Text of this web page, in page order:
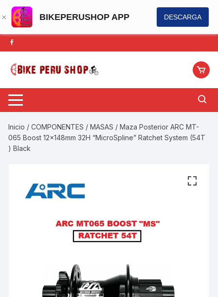
BIKEPERUSHOP APP DESCARGA
Saltar
al
contenido
Inicio /COMPONENTES /MASAS / Maza Posterior ARC MT-
065 Boost 12x148mm 32H “MicroSpline” Ratchet System (54T
) Black